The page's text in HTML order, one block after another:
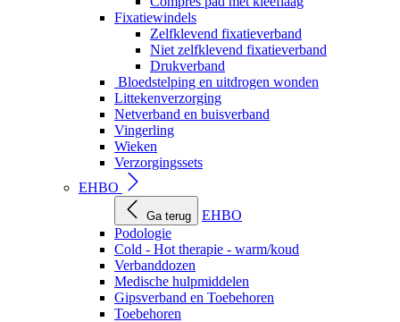
Fixatiewindels
Zelfklevend fixatieverband
Niet zelfklevend fixatieverband
Drukverband
Bloedstelping en uitdrogen wonden
Littekenverzorging
Netverband en buisverband
Vingerling
Wieken
Verzorgingssets
EHBO
Ga terug
EHBO
Podologie
Cold - Hot therapie - warm/koud
Verbanddozen
Medische hulpmiddelen
Gipsverband en Toebehoren
Toebehoren